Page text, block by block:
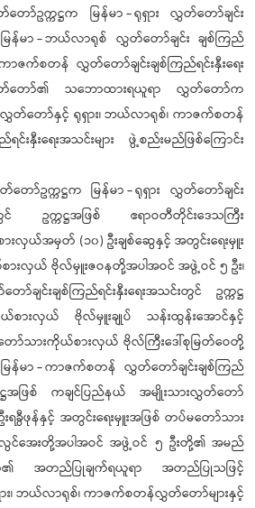
ော်ဥက္ကဋ္ဌက မြန်မာ - ရုရှား လွှတ်တော်ချင်း
မြန်မာ - ဘယ်လာရုစ် လွှတ်တော်ချင်း ချစ်ကြည်
ကာဇက်စတန် လွှတ်တော်ချင်းချစ်ကြည်ရင်းနှီးရေး
တ်တော်၏ သဘောထားရယူရာ လွှတ်တော်က
တ်တော်နှင့် ရုရှား၊ ဘယ်လာရုစ်၊ ကာဇက်စတန်
းနှီးရေးအသင်းများ ဖွဲ့စည်းမည်ဖြစ်ကြောင်း
ဥက္ကဋ္ဌက မြန်မာ - ရုရှား လွှတ်တော်ချင်း
းတွင် ဥက္ကဋ္ဌအဖြစ် ဧရာဝတီတိုင်းဒေသကြီး
လှယ်အမှတ် (၁၀) ဦးချစ်ဆွေနှင့် အတွင်းရေးမှူး
းလှယ် ဗိုလ်မှူးဇဝနတို့အပါအဝင် အဖွဲ့ဝင် ၅ ဦး၊
ျင်းချစ်ကြည်ရင်းနှီးရေးအသင်းတွင် ဥက္ကဋ္ဌ
စားလှယ် ဗိုလ်မှူးချုပ် သန်းထွန်းအောင်နှင့်
ော်သားကိုယ်စားလှယ် ဗိုလ်ကြီးဒေါ်စုမြတ်ဝေတို့
န်မာ - ကာဇက်စတန် လွှတ်တော်ချင်းချစ်ကြည်
ဋ္ဌအဖြစ် ကချင်ပြည်နယ် အမျိုးသားလွှတ်တော်
ဖုန်နှင့် အတွင်းရေးမှူးအဖြစ် တပ်မတော်သား
အေးတို့အပါအဝင် အဖွဲ့ဝင် ၅ ဦးတို့၏ အမည်
၏ အတည်ပြုချက်ရယူရာ အတည်ပြုသဖြင့်
း၊ ဘယ်လာရုစ်၊ ကာဇက်စတန်လွှတ်တော်များနှင့်